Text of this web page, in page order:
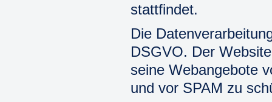
stattfindet.
Die
DSGVO. Der
seine Webangebote
und vor SPAM zu